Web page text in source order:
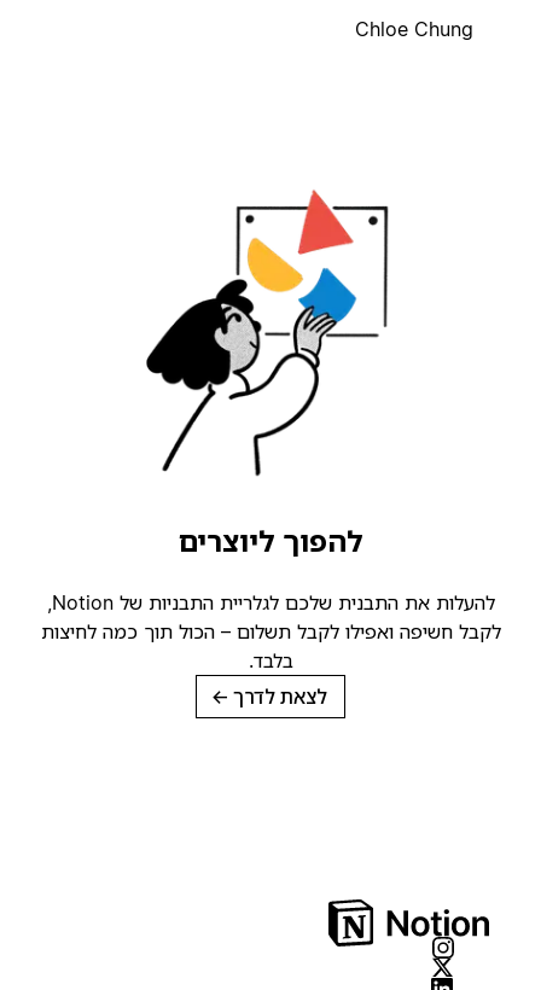
Chloe Chung
להפוך ליוצרים
להעלות את התבנית שלכם לגלריית התבניות של Notion,
לקבל חשיפה ואפילו לקבל תשלום – הכול תוך כמה לחיצות
בלבד.
לצאת לדרך→